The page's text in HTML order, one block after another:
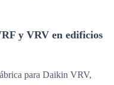
y VRV en edificios
para Daikin VRV,